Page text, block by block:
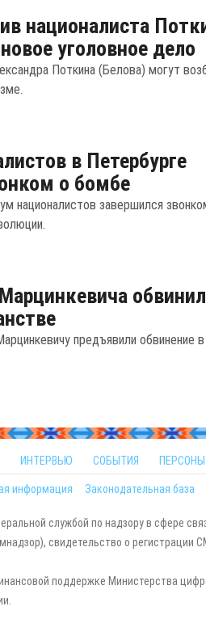
националиста
уголовное дело
Поткина (Белова) могут
в Петербурге
о бомбе
националистов завершился
предъявили обвинение
ИНТЕРВЬЮ СОБЫТИЯ ПЕРСОНЫ
информация Законодательная база
службой по надзору в сфере
свидетельство о регистрации
поддержке Министерства